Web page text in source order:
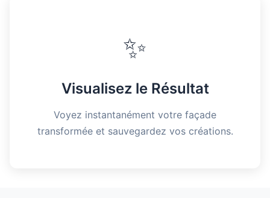
✨
Visualisez le Résultat
Voyez instantanément votre façade
transformée et sauvegardez vos créations.